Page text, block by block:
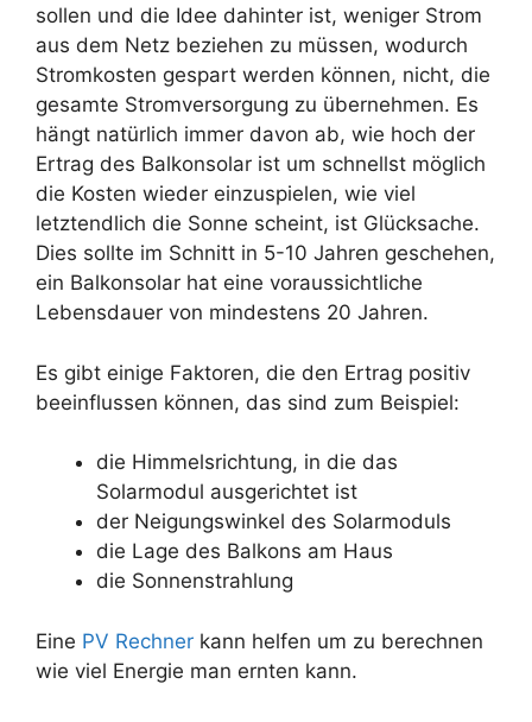
sollen und die Idee dahinter ist, weniger Strom
aus dem Netz beziehen zu müssen, wodurch
Stromkosten gespart werden können, nicht, die
gesamte Stromversorgung zu übernehmen. Es
hängt natürlich immer davon ab, wie hoch der
Ertrag des Balkonsolar ist um schnellst möglich
die Kosten wieder einzuspielen, wie viel
letztendlich die Sonne scheint, ist Glücksache.
Dies sollte im Schnitt in 5-10 Jahren geschehen,
ein Balkonsolar hat eine voraussichtliche
Lebensdauer von mindestens 20 Jahren.
Es gibt einige Faktoren, die den Ertrag positiv
beeinflussen können, das sind zum Beispiel:
die Himmelsrichtung, in die das
Solarmodul ausgerichtet ist
der Neigungswinkel des Solarmoduls
die Lage des Balkons am Haus
die Sonnenstrahlung
Eine PV Rechner kann helfen um zu berechnen
wie viel Energie man ernten kann.